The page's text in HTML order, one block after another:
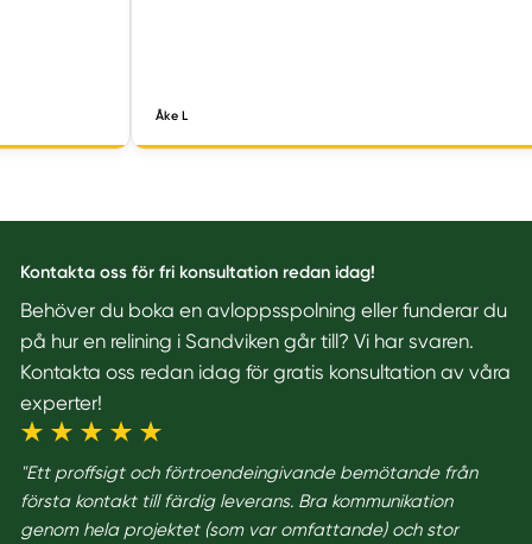
Åke L
Kontakta oss för fri konsultation redan idag!
Behöver du boka en avloppsspolning eller funderar du
på hur en relining i Sandviken går till? Vi har svaren.
Kontakta oss redan idag för gratis konsultation av våra
experter!
"Ett proffsigt och förtroendeingivande bemötande från
första kontakt till färdig leverans. Bra kommunikation
genom hela projektet (som var omfattande) och stor